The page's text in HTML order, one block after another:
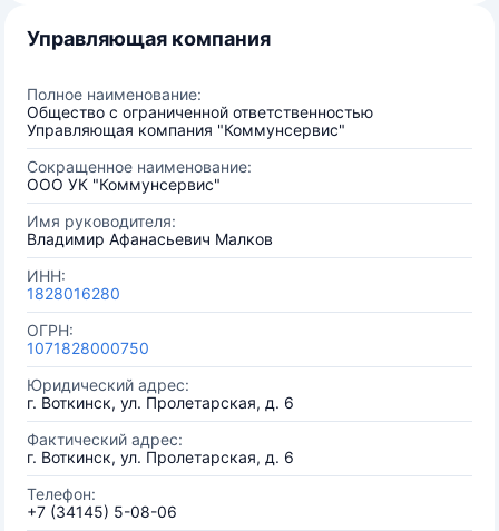
Управляющая компания
Полное наименование:
Общество с ограниченной ответственностью
Управляющая компания "Коммунсервис"
Сокращенное наименование:
ООО УК "Коммунсервис"
Имя руководителя:
Владимир Афанасьевич Малков
ИНН:
1828016280
ОГРН:
1071828000750
Юридический адрес:
г. Воткинск, ул. Пролетарская, д. 6
Фактический адрес:
г. Воткинск, ул. Пролетарская, д. 6
Телефон:
+7 (34145) 5-08-06